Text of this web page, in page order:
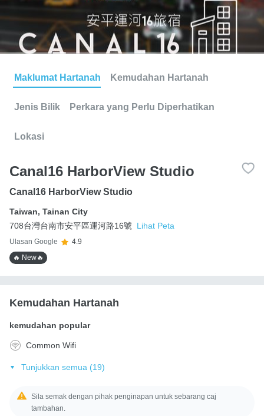
Maklumat Hartanah Kemudahan Hartanah
Jenis Bilik Perkara yang Perlu Diperhatikan
Lokasi
Canal16 HarborView Studio
Canal16 HarborView Studio
Taiwan, Tainan City
708台灣台南市安平區運河路16號
Lihat Peta
Ulasan Google
4.9
🔥 New🔥
Kemudahan Hartanah
kemudahan popular
Common Wifi
Tunjukkan semua (19)
Sila semak dengan pihak penginapan untuk sebarang caj
tambahan.